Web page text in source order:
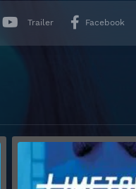
Trailer Facebook